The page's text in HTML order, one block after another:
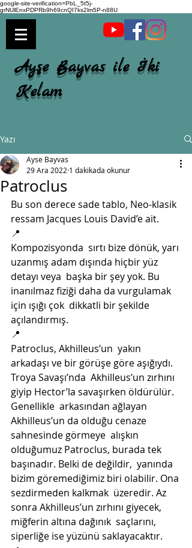
google-site-verification=PbL_5t5j-
grNUlEnxPDPRb9h69cnQI7ks2lm5P-n88U
Ayşe Bayvas ile İki
Kelam
Yazı
Patroclus
Ayse Bayvas
29 Ara 2022 1 dakikada okunur
Bu son derece sade tablo, Neo-klasik
ressam Jacques Louis David’e ait.
📍
Kompozisyonda  sırtı bize dönük, yarı
uzanmış adam dışında hiçbir yüz
detayı veya  başka bir şey yok. Bu
inanılmaz fiziği daha da vurgulamak
için ışığı çok  dikkatli bir şekilde
açılandırmış.
📍
Patroclus, Akhilleus’un  yakın
arkadaşı ve bir görüşe göre aşığıydı.
Troya Savaşı’nda  Akhilleus’un zırhını
giyip Hector’la savaşırken öldürülür.
Genellikle  arkasından ağlayan
Akhilleus’un da olduğu cenaze
sahnesinde görmeye  alışkın
olduğumuz Patroclus, burada tek
başınadır. Belki de değildir,  yanında
bizim göremediğimiz biri olabilir. Ona
sezdirmeden kalkmak  üzeredir. Az
sonra Akhilleus’un zırhını giyecek,
miğferin altına dağınık  saçlarını,
siperliğe ise yüzünü saklayacaktır.